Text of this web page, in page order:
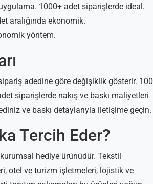
1000+ adet siparişlerde ideal.
aralığında ekonomik.
yöntem.
adedine göre değişiklik gösterir. 100
siparişlerde nakış ve baskı maliyetleri
ve baskı detaylarıyla iletişime geçin.
Tercih Eder?
hediye ürünüdür. Tekstil
otel ve turizm işletmeleri, lojistik ve